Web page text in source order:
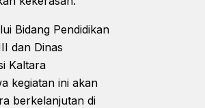
Bidang Pendidikan
dan Dinas
Kaltara
kegiatan ini akan
berkelanjutan di